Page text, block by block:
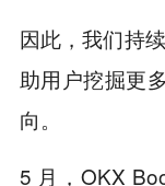
因此，我们持
助用户挖掘更
向。
5 月，OKX